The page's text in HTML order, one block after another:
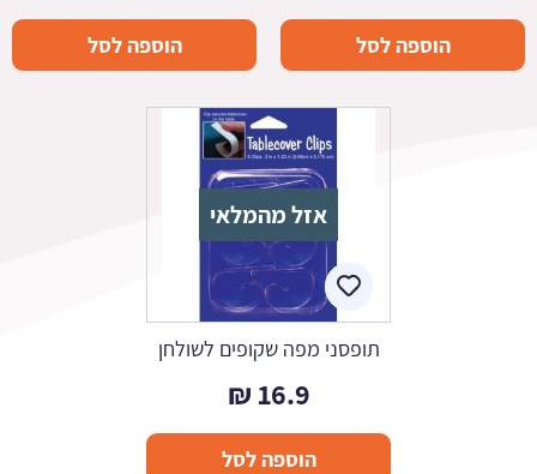
הוספה לסל הוספה לסל
אזל מהמלאי
תופסני מפה שקופים לשולחן
16.9
₪
הוספה לסל